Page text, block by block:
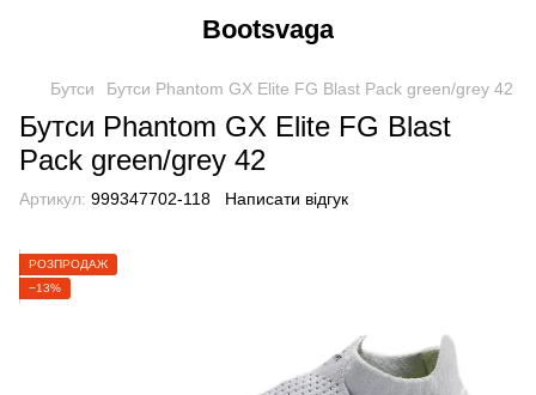
Bootsvaga
Бутси Бутси Phantom GX Elite FG Blast Pack green/grey 42
Бутси Phantom GX Elite FG Blast
Pack green/grey 42
Артикул: 999347702-118 Написати відгук
РОЗПРОДАЖ
−13%